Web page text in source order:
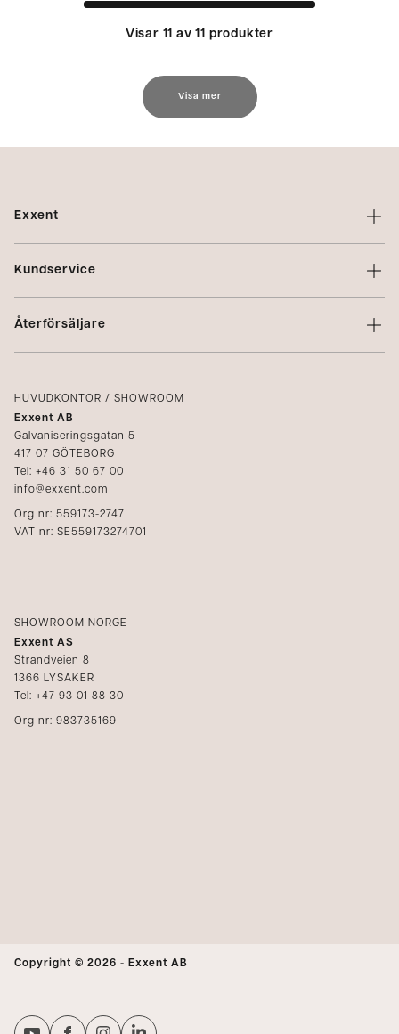
Visar 11 av 11 produkter
Visa mer
Exxent
Om Exxent
Profilering
Integritetspolicy
Kundservice
Kontakta oss
Återförsäljare
Kataloger
Mediabank
Bli återförsäljare
HUVUDKONTOR / SHOWROOM
Exxent AB
Galvaniseringsgatan 5
417 07 GÖTEBORG
Tel: +46 31 50 67 00
info@exxent.com
Org nr: 559173-2747
VAT nr: SE559173274701
SHOWROOM NORGE
Exxent AS
Strandveien 8
1366 LYSAKER
Tel: +47 93 01 88 30
Org nr: 983735169
Copyright © 2026 - Exxent AB